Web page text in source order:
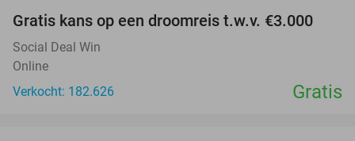
Gratis kans op een droomreis t.w.v. €3.000
Social Deal Win
Online
Verkocht: 182.626
Gratis